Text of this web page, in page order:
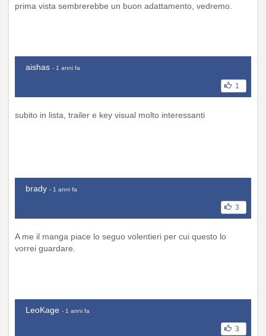
prima vista sembrerebbe un buon adattamento, vedremo.
aishas - 1 anni fa
1
subito in lista, trailer e key visual molto interessanti
brady - 1 anni fa
3
A me il manga piace lo seguo volentieri per cui questo lo
vorrei guardare.
LeoKage - 1 anni fa
3